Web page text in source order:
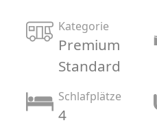
Kategorie
Premium
Standard
Schlafplätze
4